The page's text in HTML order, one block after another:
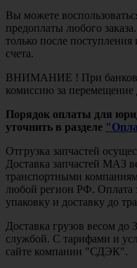
Вы можете
предоплаты любого
только после
счета.
ВНИМАНИЕ ! При
комиссию за перемещение
Порядок оплаты для
уточнить в разделе
Отгрузка запчастей
Доставка запчастей МАЗ
транспортными
любой регион РФ. Оплата
упаковку и доставку до
Доставка грузов весом до
службой. С тарифами и
сайте компании "СДЭК".